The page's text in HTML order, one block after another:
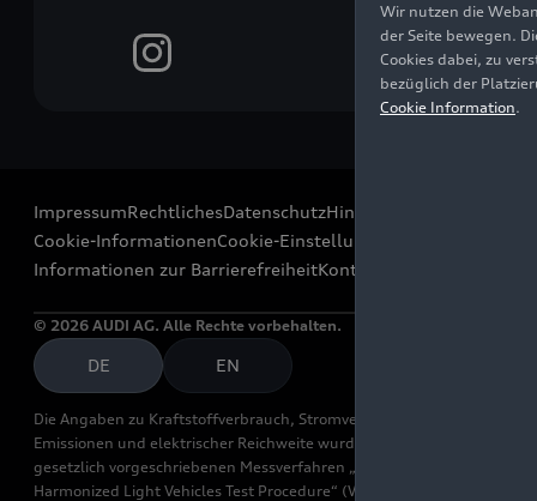
ImpressumRechtlichesDatenschutzHinweisgebersystem
Cookie-InformationenCookie-Einstellungen
Informationen zur BarrierefreiheitKontakt
© 2026 AUDI AG. Alle Rechte vorbehalten.
DE EN
Die Angaben zu Kraftstoffverbrauch, Stromverbrauch, CO₂-
Emissionen und elektrischer Reichweite wurden nach dem
gesetzlich vorgeschriebenen Messverfahren „Worldwide
Harmonized Light Vehicles Test Procedure“ (WLTP) gemäß
Wir nutzen die
der Seite bewegen.
Cookies dabei, zu
bezüglich der
Cookie Information.